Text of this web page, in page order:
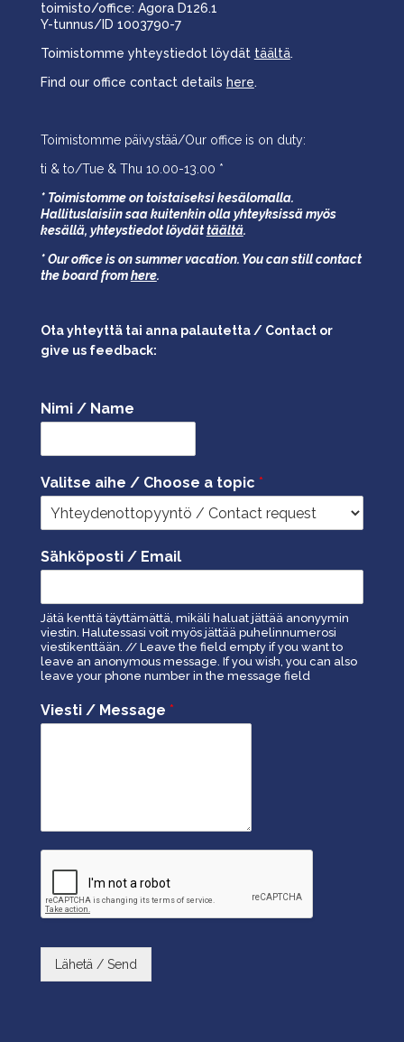
toimisto/office: Agora D126.1
Y-tunnus/ID 1003790-7
Toimistomme yhteystiedot löydät täältä.
Find our office contact details here.
Toimistomme päivystää/Our office is on duty:
ti & to/Tue & Thu 10.00-13.00 *
* Toimistomme on toistaiseksi kesälomalla.
Hallituslaisiin saa kuitenkin olla yhteyksissä myös
kesällä, yhteystiedot löydättäältä.
* Our office is on summer vacation. You can still contact
the board fromhere.
Ota yhteyttä tai anna palautetta / Contact or
give us feedback:
Nimi / Name
Valitse aihe / Choose a topic *
Sähköposti / Email
Jätä kenttä täyttämättä, mikäli haluat jättää anonyymin
viestin. Halutessasi voit myös jättää puhelinnumerosi
viestikenttään. // Leave the field empty if you want to
leave an anonymous message. If you wish, you can also
leave your phone number in the message field
Viesti / Message *
Lähetä / Send